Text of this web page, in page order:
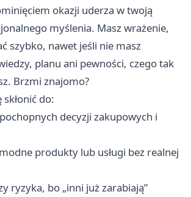
okazji uderza w twoją
myślenia. Masz wrażenie,
szybko, nawet jeśli nie masz
planu ani pewności, czego tak
Brzmi znajomo?
do:
decyzji zakupowych i
produkty lub usługi bez realnej
ryzyka, bo „inni już zarabiają”